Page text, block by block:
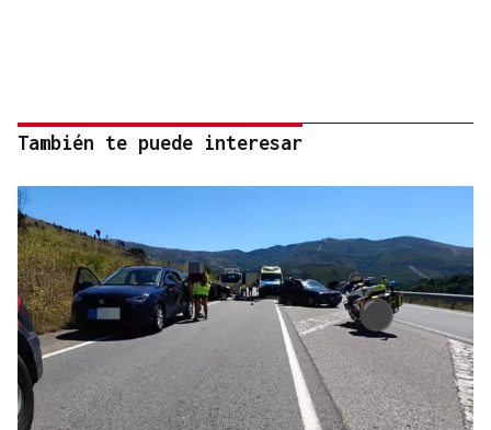
También te puede interesar